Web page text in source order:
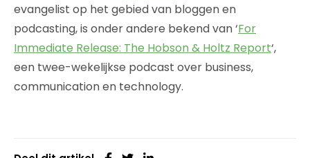
evangelist op het gebied van bloggen en
podcasting, is onder andere bekend van ‘For
Immediate Release: The Hobson & Holtz Report‘,
een twee-wekelijkse podcast over business,
communication en technology.